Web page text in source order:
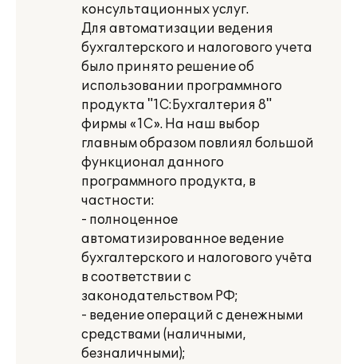
консультационных услуг.
Для автоматизации ведения
бухгалтерского и налогового учета
было принято решение об
использовании программного
продукта "1C:Бухгалтерия 8"
фирмы «1С». На наш выбор
главным образом повлиял большой
функционал данного
программного продукта, в
частности:
- полноценное
автоматизированное ведение
бухгалтерского и налогового учёта
в соответствии с
законодательством РФ;
- ведение операций с денежными
средствами (наличными,
безналичными);